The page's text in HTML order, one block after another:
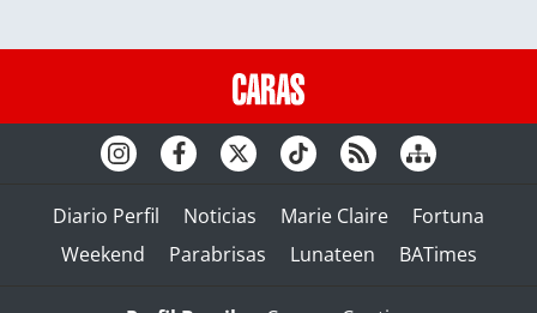
Diario Perfil Noticias Marie Claire
Fortuna
Weekend
Parabrisas Lunateen BATimes